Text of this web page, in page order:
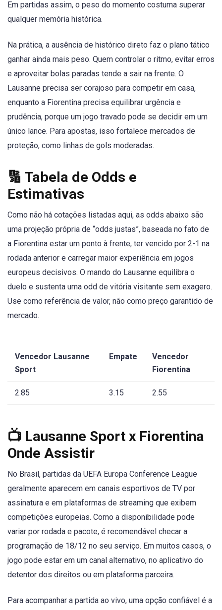
Em partidas assim, o peso do momento costuma superar
qualquer memória histórica.
Na prática, a ausência de histórico direto faz o plano tático
ganhar ainda mais peso. Quem controlar o ritmo, evitar erros
e aproveitar bolas paradas tende a sair na frente. O
Lausanne precisa ser corajoso para competir em casa,
enquanto a Fiorentina precisa equilibrar urgência e
prudência, porque um jogo travado pode se decidir em um
único lance. Para apostas, isso fortalece mercados de
proteção, como linhas de gols moderadas.
🔢 Tabela de Odds e
Estimativas
Como não há cotações listadas aqui, as odds abaixo são
uma projeção própria de “odds justas”, baseada no fato de
a Fiorentina estar um ponto à frente, ter vencido por 2-1 na
rodada anterior e carregar maior experiência em jogos
europeus decisivos. O mando do Lausanne equilibra o
duelo e sustenta uma odd de vitória visitante sem exagero.
Use como referência de valor, não como preço garantido de
mercado.
Vencedor Lausanne
Sport
Empate
Vencedor
Fiorentina
2.85 3.15 2.55
📺 Lausanne Sport x Fiorentina
Onde Assistir
No Brasil, partidas da UEFA Europa Conference League
geralmente aparecem em canais esportivos de TV por
assinatura e em plataformas de streaming que exibem
competições europeias. Como a disponibilidade pode
variar por rodada e pacote, é recomendável checar a
programação de 18/12 no seu serviço. Em muitos casos, o
jogo pode estar em um canal alternativo, no aplicativo do
detentor dos direitos ou em plataforma parceira.
Para acompanhar a partida ao vivo, uma opção confiável é a